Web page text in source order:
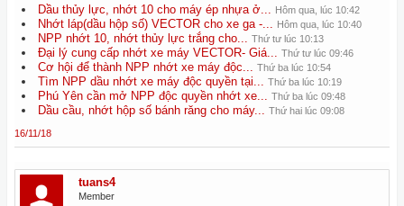
Dầu thủy lực, nhớt 10 cho máy ép nhựa ở... Hôm qua, lúc 10:42
Nhớt láp(dầu hộp số) VECTOR cho xe ga -... Hôm qua, lúc 10:40
NPP nhớt 10, nhớt thủy lực trắng cho... Thứ tư lúc 10:13
Đại lý cung cấp nhớt xe máy VECTOR- Giá... Thứ tư lúc 09:46
Cơ hội để thành NPP nhớt xe máy độc... Thứ ba lúc 10:54
Tìm NPP dầu nhớt xe máy độc quyền tại... Thứ ba lúc 10:19
Phú Yên cần mở NPP độc quyền nhớt xe... Thứ ba lúc 09:48
Dầu cầu, nhớt hộp số bánh răng cho máy... Thứ hai lúc 09:08
16/11/18
tuans4
Member